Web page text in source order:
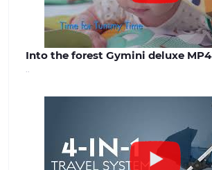
Into the forest Gymini deluxe MP4